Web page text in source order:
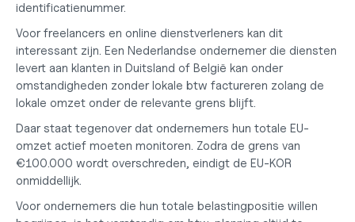
identificatienummer.
Voor freelancers en online dienstverleners kan dit
interessant zijn. Een Nederlandse ondernemer die diensten
levert aan klanten in Duitsland of België kan onder
omstandigheden zonder lokale btw factureren zolang de
lokale omzet onder de relevante grens blijft.
Daar staat tegenover dat ondernemers hun totale EU-
omzet actief moeten monitoren. Zodra de grens van
€100.000 wordt overschreden, eindigt de EU-KOR
onmiddellijk.
Voor ondernemers die hun totale belastingpositie willen